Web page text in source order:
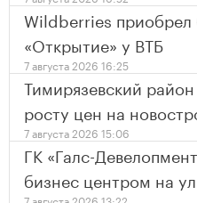
Wildberries
«Открытие» у ВТБ
7 августа 2026 16:25
Тимирязевский
росту цен на
7 августа 2026 15:06
ГК «Галс-
бизнес центром на